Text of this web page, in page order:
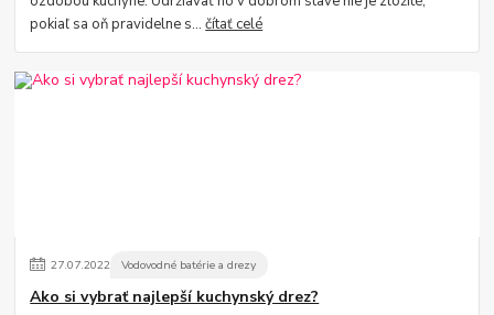
pokiaľ sa oň pravidelne s...čítať celé
27.07.2022 Vodovodné batérie a drezy
Ako si vybrať najlepší kuchynský drez?